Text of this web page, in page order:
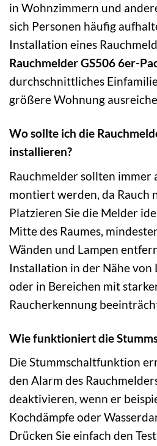
in Wohnzimmern und
sich Personen häufig
Installation eines
Rauchmelder GS506 6er-
durchschnittliches
größere Wohnung
Wo sollte ich die
installieren?
Rauchmelder sollten immer
montiert werden, da Rauch
Platzieren Sie die Melder
Mitte des Raumes,
Wänden und Lampen
Installation in der Nähe von
oder in Bereichen mit
Raucherkennung
Wie funktioniert die
Die Stummschaltfunktion
den Alarm des
deaktivieren, wenn er
Kochdämpfe oder
Drücken Sie einfach den